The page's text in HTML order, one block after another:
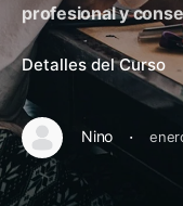
profesional y
Detalles del Curso
Nino ·